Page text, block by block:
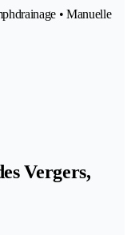
• Manuelle
Vergers,